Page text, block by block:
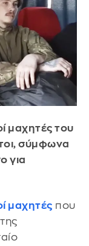
μαχητές του
σύμφωνα
για
μαχητές που